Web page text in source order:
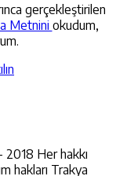
gerçekleştirilen
Metnini okudum,
2018 Her hakkı
hakları Trakya